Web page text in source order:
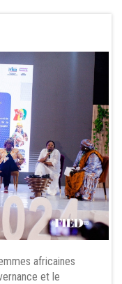
africaines
et le